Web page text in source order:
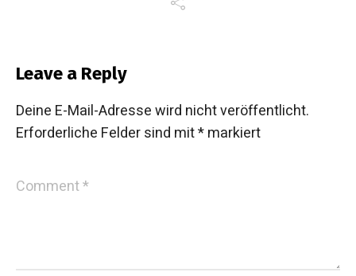
Leave a Reply
Deine E-Mail-Adresse wird nicht veröffentlicht.
Erforderliche Felder sind mit*markiert